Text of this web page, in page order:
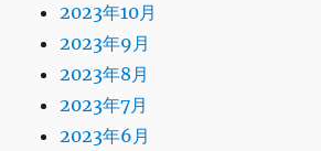
2023年10月
2023年9月
2023年8月
2023年7月
2023年6月